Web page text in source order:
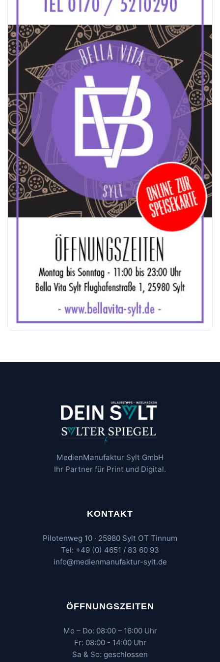
MedienManufaktur Sylt GmbH
Ihr Partner für Print und Digital.
KONTAKT
Pilotenweg 10 · 25980 Sylt OT Tinnum
Tel: +49 (0) 4651 / 83 60 93
info@medienmanufaktur-sylt.de
ÖFFNUNGSZEITEN
Mo – Do: 08:00 – 16:00 Uhr
Fr: 08:00 - 14:00 Uhr
Sa & So: geschlossen